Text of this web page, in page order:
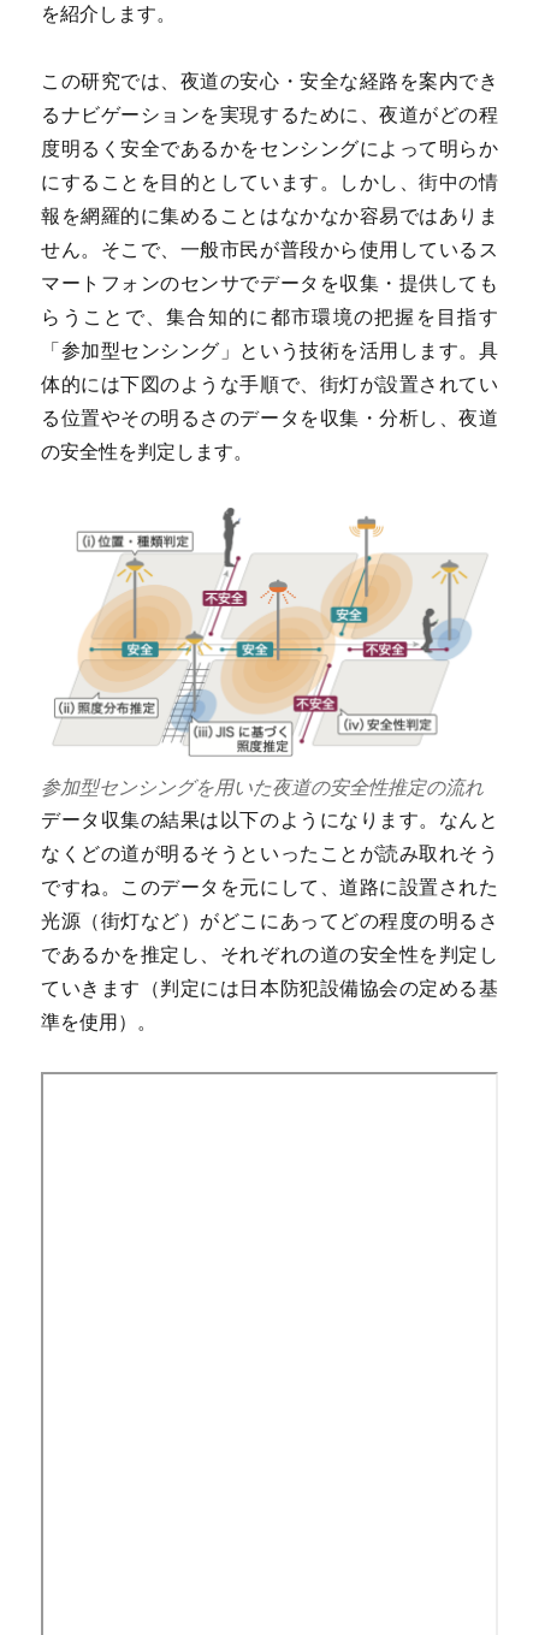
を紹介します。
この研究では、夜道の安心・安全な経路を案内でき
るナビゲーションを実現するために、夜道がどの程
度明るく安全であるかをセンシングによって明らか
にすることを目的としています。しかし、街中の情
報を網羅的に集めることはなかなか容易ではありま
せん。そこで、一般市民が普段から使用しているス
マートフォンのセンサでデータを収集・提供しても
らうことで、集合知的に都市環境の把握を目指す
「参加型センシング」という技術を活用します。具
体的には下図のような手順で、街灯が設置されてい
る位置やその明るさのデータを収集・分析し、夜道
の安全性を判定します。
参加型センシングを用いた夜道の安全性推定の流れ
データ収集の結果は以下のようになります。なんと
なくどの道が明るそうといったことが読み取れそう
ですね。このデータを元にして、道路に設置された
光源（街灯など）がどこにあってどの程度の明るさ
であるかを推定し、それぞれの道の安全性を判定し
ていきます（判定には日本防犯設備協会の定める基
準を使用）。